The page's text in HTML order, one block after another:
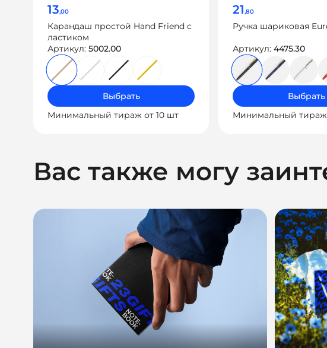
13,00
Карандаш простой Hand Friend с
ластиком
Артикул: 5002.00
Выбрать
Минимальный тираж от 10 шт
21,80
Ручка шариковая
Артикул: 4475.30
Выбрать
Минимальный тираж
Вас также могу